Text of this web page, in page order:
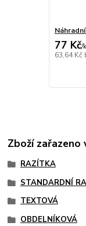
77 Kč/
63,64 Kč
Zboží zařazeno
RAZÍTKA
STANDARDNÍ
TEXTOVÁ
OBDELNÍKOVÁ